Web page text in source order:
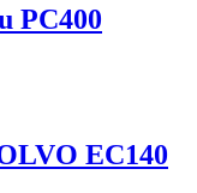
PC400
EC140